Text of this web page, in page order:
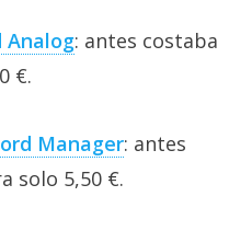
Analog: antes costaba
€.
Manager: antes
solo 5,50 €.